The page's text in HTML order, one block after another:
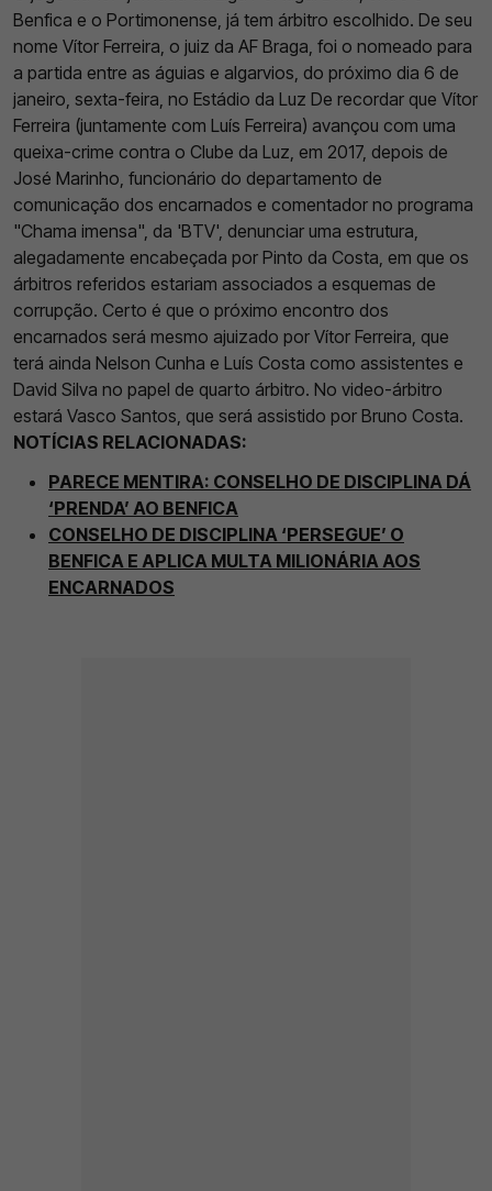
Benfica e o Portimonense, já tem árbitro escolhido. De seu
nome Vítor Ferreira, o juiz da AF Braga, foi o nomeado para
a partida entre as águias e algarvios, do próximo dia 6 de
janeiro, sexta-feira, no Estádio da Luz De recordar que Vítor
Ferreira (juntamente com Luís Ferreira) avançou com uma
queixa-crime contra o Clube da Luz, em 2017, depois de
José Marinho, funcionário do departamento de
comunicação dos encarnados e comentador no programa
"Chama imensa", da 'BTV', denunciar uma estrutura,
alegadamente encabeçada por Pinto da Costa, em que os
árbitros referidos estariam associados a esquemas de
corrupção. Certo é que o próximo encontro dos
encarnados será mesmo ajuizado por Vítor Ferreira, que
terá ainda Nelson Cunha e Luís Costa como assistentes e
David Silva no papel de quarto árbitro. No video-árbitro
estará Vasco Santos, que será assistido por Bruno Costa.
NOTÍCIAS RELACIONADAS:
PARECE MENTIRA: CONSELHO DE DISCIPLINA DÁ
‘PRENDA’ AO BENFICA
CONSELHO DE DISCIPLINA ‘PERSEGUE’ O
BENFICA E APLICA MULTA MILIONÁRIA AOS
ENCARNADOS